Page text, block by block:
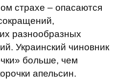
страхе – опасаются
разнообразных
Украинский чиновник
больше, чем
апельсин.